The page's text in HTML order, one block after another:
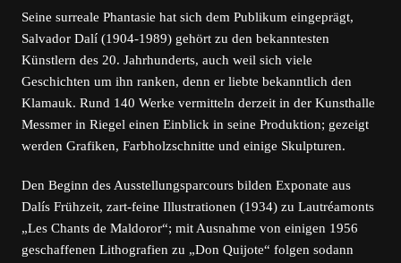
Seine surreale Phantasie hat sich dem Publikum eingeprägt,
Salvador Dalí (1904-1989) gehört zu den bekanntesten
Künstlern des 20. Jahrhunderts, auch weil sich viele
Geschichten um ihn ranken, denn er liebte bekanntlich den
Klamauk. Rund 140 Werke vermitteln derzeit in der Kunsthalle
Messmer in Riegel einen Einblick in seine Produktion; gezeigt
werden Grafiken, Farbholzschnitte und einige Skulpturen.
Den Beginn des Ausstellungsparcours bilden Exponate aus
Dalís Frühzeit, zart-feine Illustrationen (1934) zu Lautréamonts
„Les Chants de Maldoror“; mit Ausnahme von einigen 1956
geschaffenen Lithografien zu „Don Quijote“ folgen sodann